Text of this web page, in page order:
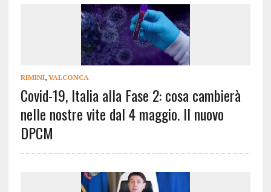
RIMINI, VALCONCA
Covid-19, Italia alla Fase 2: cosa cambierà
nelle nostre vite dal 4 maggio. Il nuovo
DPCM